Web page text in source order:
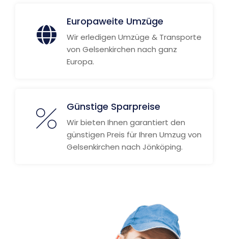
Europaweite Umzüge
Wir erledigen Umzüge & Transporte
von Gelsenkirchen nach ganz
Europa.
Günstige Sparpreise
Wir bieten Ihnen garantiert den
günstigen Preis für Ihren Umzug von
Gelsenkirchen nach Jönköping.